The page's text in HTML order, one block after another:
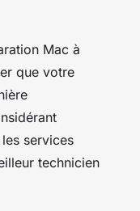
Mac à
que votre
services
technicien